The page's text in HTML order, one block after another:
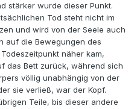
stärker wurde dieser Punkt.
Tod steht nicht im
und wird von der Seele auch
auf die Bewegungen des
näher kam,
das Bett zurück, während sich
völlig unabhängig von der
sie verließ, war der Kopf.
Teile, bis dieser andere